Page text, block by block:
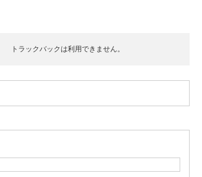
トラックバックは利用できません。